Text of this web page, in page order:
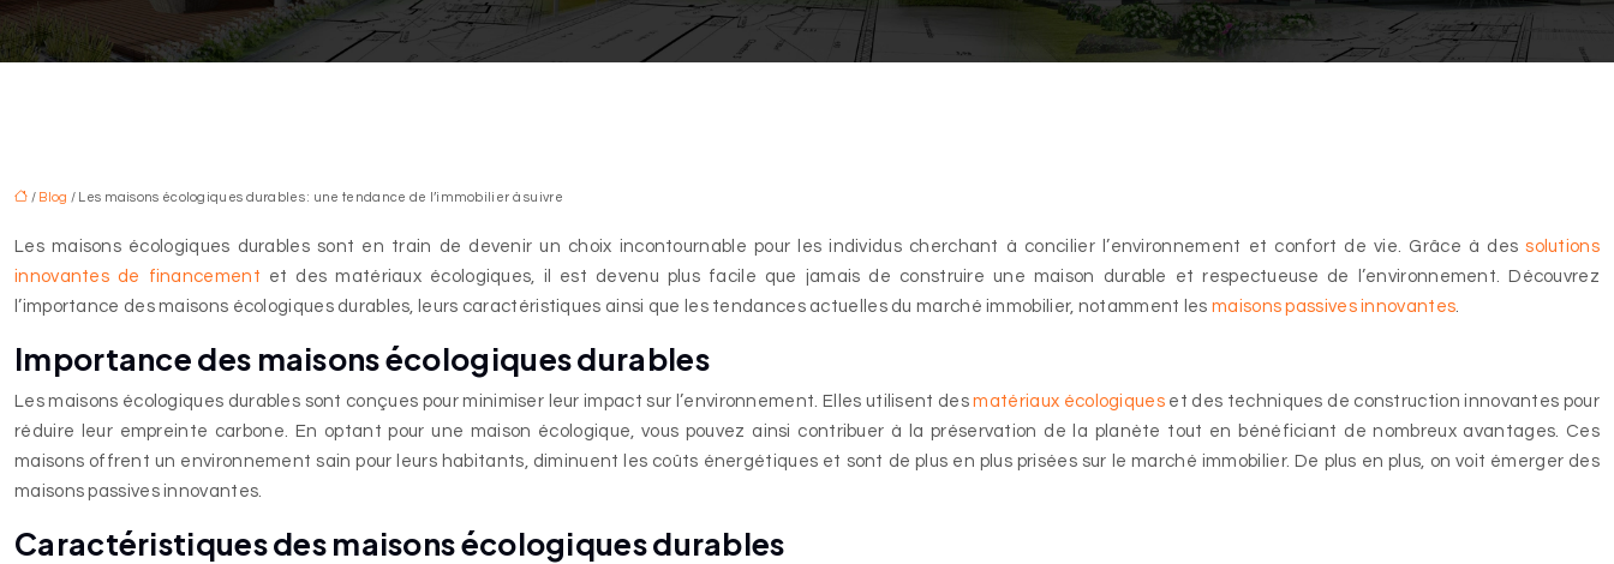
/ Blog / Les maisons écologiques durables : une tendance de l’immobilier à suivre
Les maisons écologiques durables sont en train de devenir un choix incontournable pour les individus cherchant à concilier l’environnement et confort de vie. Grâce à dessolutions
innovantes de financement et des matériaux écologiques, il est devenu plus facile que jamais de construire une maison durable et respectueuse de l’environnement. Découvrez
l’importance des maisons écologiques durables, leurs caractéristiques ainsi que les tendances actuelles du marché immobilier, notamment les maisons passives innovantes.
Importance des maisons écologiques durables
Les maisons écologiques durables sont conçues pour minimiser leur impact sur l’environnement. Elles utilisent desmatériaux écologiqueset des techniques de construction innovantes pour
réduire leur empreinte carbone. En optant pour une maison écologique, vous pouvez ainsi contribuer à la préservation de la planète tout en bénéficiant de nombreux avantages. Ces
maisons offrent un environnement sain pour leurs habitants, diminuent les coûts énergétiques et sont de plus en plus prisées sur le marché immobilier. De plus en plus, on voit émerger des
maisons passives innovantes.
Caractéristiques des maisons écologiques durables